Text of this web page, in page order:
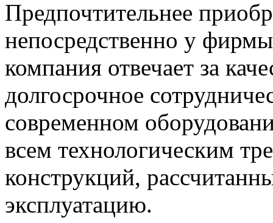
Предпочтительнее
непосредственно у
компания отвечает за
долгосрочное
современном
всем технологическим
конструкций,
эксплуатацию.